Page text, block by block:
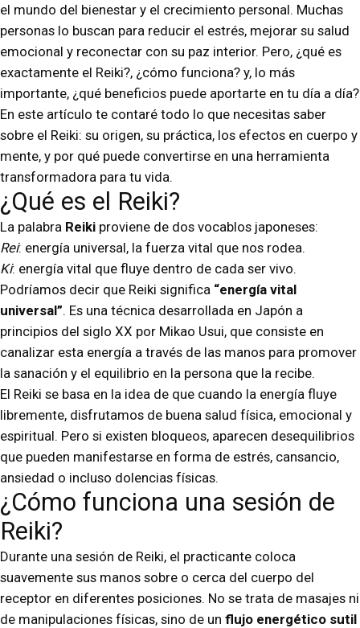
el mundo del bienestar y el crecimiento personal. Muchas
personas lo buscan para reducir el estrés, mejorar su salud
emocional y reconectar con su paz interior. Pero, ¿qué es
exactamente el Reiki?, ¿cómo funciona? y, lo más
importante, ¿qué beneficios puede aportarte en tu día a día?
En este artículo te contaré todo lo que necesitas saber
sobre el Reiki: su origen, su práctica, los efectos en cuerpo y
mente, y por qué puede convertirse en una herramienta
transformadora para tu vida.
¿Qué es el Reiki?
La palabra Reiki proviene de dos vocablos japoneses:
Rei: energía universal, la fuerza vital que nos rodea.
Ki: energía vital que fluye dentro de cada ser vivo.
Podríamos decir que Reiki significa “energía vital
universal”. Es una técnica desarrollada en Japón a
principios del siglo XX por Mikao Usui, que consiste en
canalizar esta energía a través de las manos para promover
la sanación y el equilibrio en la persona que la recibe.
El Reiki se basa en la idea de que cuando la energía fluye
libremente, disfrutamos de buena salud física, emocional y
espiritual. Pero si existen bloqueos, aparecen desequilibrios
que pueden manifestarse en forma de estrés, cansancio,
ansiedad o incluso dolencias físicas.
¿Cómo funciona una sesión de
Reiki?
Durante una sesión de Reiki, el practicante coloca
suavemente sus manos sobre o cerca del cuerpo del
receptor en diferentes posiciones. No se trata de masajes ni
de manipulaciones físicas, sino de un flujo energético sutil